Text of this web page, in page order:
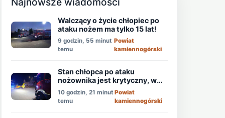
Walczący o życie chłopiec po
ataku nożem ma tylko 15 lat!
9 godzin, 55 minut
temu
Powiat
kamiennogórski
Stan chłopca po ataku
nożownika jest krytyczny, w
akcji śmigłowiec LPR!
10 godzin, 21 minut
temu
Powiat
kamiennogórski